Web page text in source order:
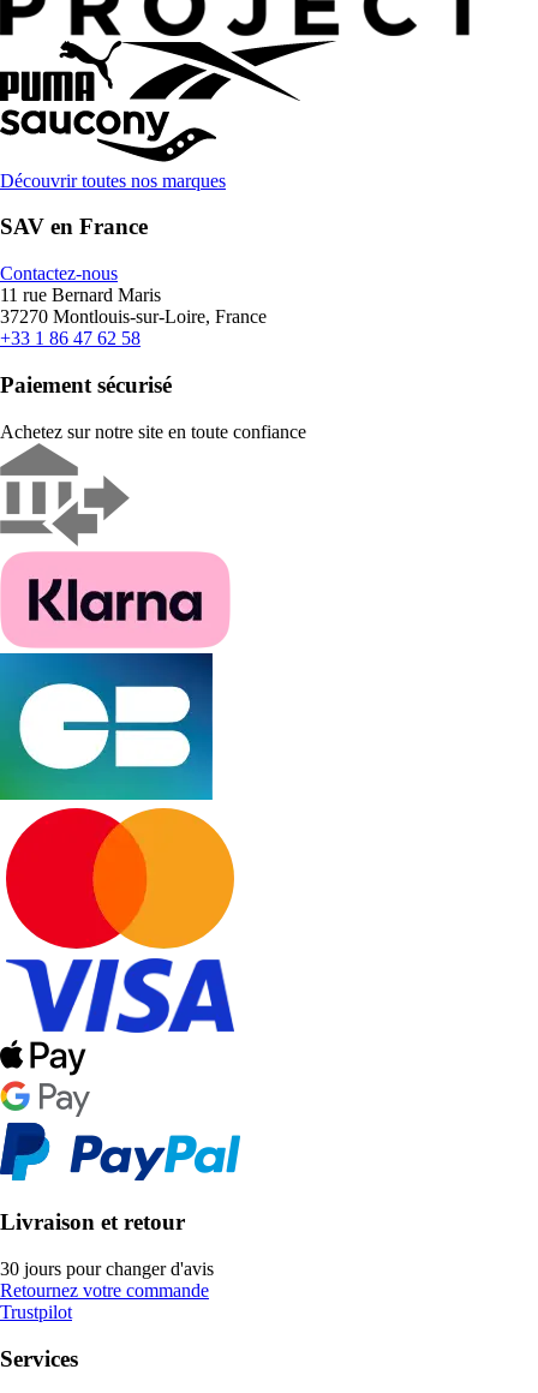
Découvrir toutes nos marques
SAV en France
Contactez-nous
11 rue Bernard Maris
37270 Montlouis-sur-Loire, France
+33 1 86 47 62 58
Paiement sécurisé
Achetez sur notre site en toute confiance
Livraison et retour
30 jours pour changer d'avis
Retournez votre commande
Trustpilot
Services